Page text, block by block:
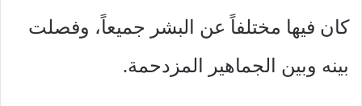
كان فيها مختلفاً عن البشر جميعاً، وفصلت
بينه وبين الجماهير المزدحمة.